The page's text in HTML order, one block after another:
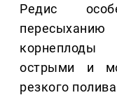
Редис
острыми и
резкого